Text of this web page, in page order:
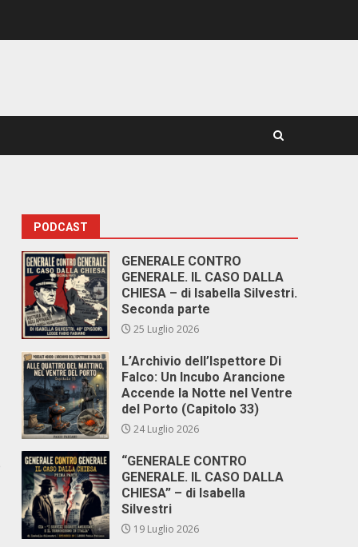
PODCAST
GENERALE CONTRO
GENERALE. IL CASO DALLA
CHIESA – di Isabella Silvestri.
Seconda parte
25 Luglio 2026
L’Archivio dell’Ispettore Di
Falco: Un Incubo Arancione
Accende la Notte nel Ventre
del Porto (Capitolo 33)
24 Luglio 2026
“GENERALE CONTRO
GENERALE. IL CASO DALLA
CHIESA” – di Isabella
Silvestri
19 Luglio 2026